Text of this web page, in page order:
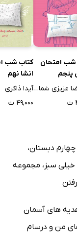
شب امتحان
پنجم
غلامرضا عزیزی شمامی
کتاب شب
انشا نهم
آیدا ذاکری
۴۹,۰۰۰ ت
دبستان،
سبز ، مجموعه
های آسمان
من و درسام